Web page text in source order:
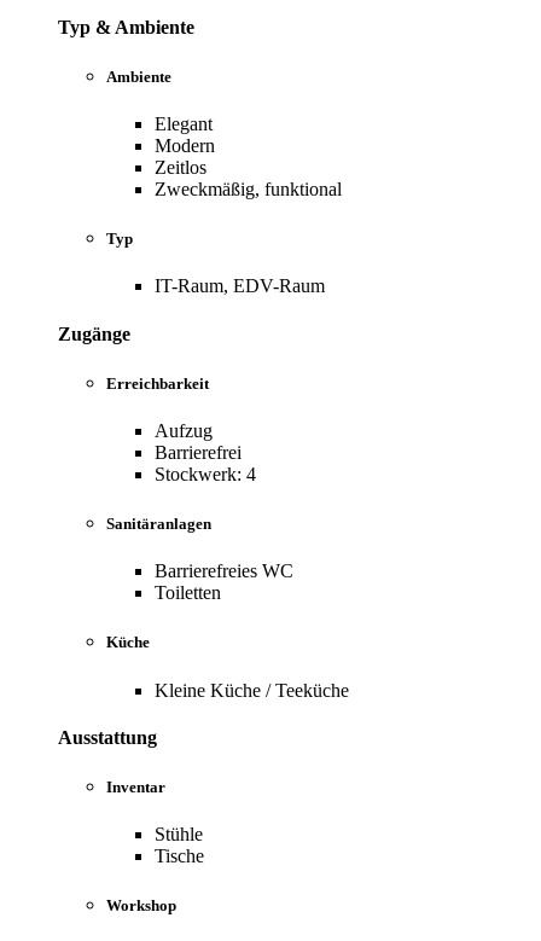
Typ & Ambiente
Ambiente
Elegant
Modern
Zeitlos
Zweckmäßig, funktional
Typ
IT-Raum, EDV-Raum
Zugänge
Erreichbarkeit
Aufzug
Barrierefrei
Stockwerk: 4
Sanitäranlagen
Barrierefreies WC
Toiletten
Küche
Kleine Küche / Teeküche
Ausstattung
Inventar
Stühle
Tische
Workshop